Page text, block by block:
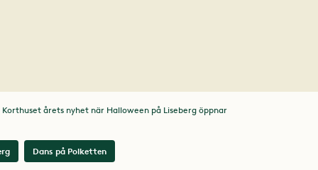
Korthuset årets nyhet när Halloween på Liseberg öppnar
Dans på Polketten